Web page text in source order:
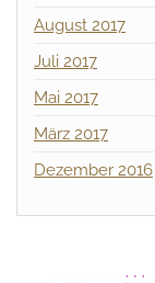
August 2017
Juli 2017
Mai 2017
März 2017
Dezember 2016